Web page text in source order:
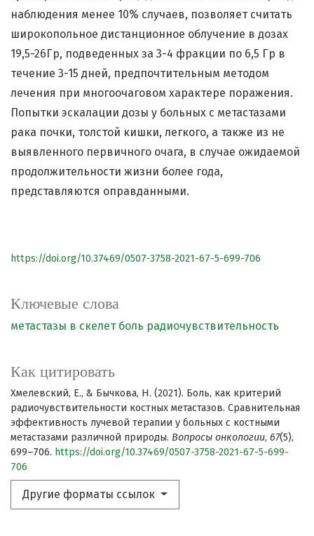
Ключевые слова
метастазы в скелет боль радиочувствительность
Как цитировать
Хмелевский, Е., & Бычкова, Н. (2021). Боль, как критерий
радиочувствительности костных метастазов. Сравнительная
эффективность лучевой терапии у больных с костными
метастазами различной природы. Вопросы онкологии, 67(5),
699–706. https://doi.org/10.37469/0507-3758-2021-67-5-699-
706
Другие форматы ссылок
наблюдения менее 10% случаев, позволяет считать
широкопольное дистанционное облучение в дозах
19,5-26Гр, подведенных за 3-4 фракции по 6,5 Гр в
течение 3-15 дней, предпочтительным методом
лечения при многоочаговом характере поражения.
Попытки эскалации дозы у больных с метастазами
рака почки, толстой кишки, легкого, а также из не
выявленного первичного очага, в случае ожидаемой
продолжительности жизни более года,
представляются оправданными.
https://doi.org/10.37469/0507-3758-2021-67-5-699-706